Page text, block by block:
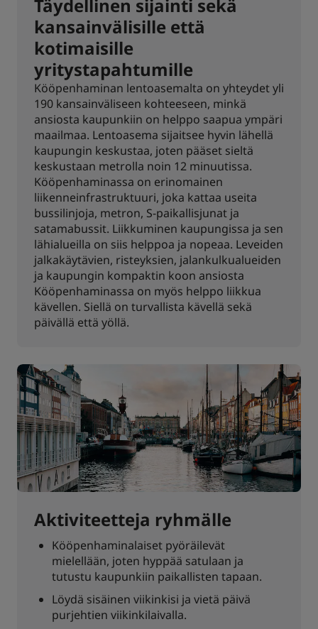
Täydellinen sijainti sekä
kansainvälisille että
kotimaisille
yritystapahtumille
Kööpenhaminan lentoasemalta on yhteydet yli
190 kansainväliseen kohteeseen, minkä
ansiosta kaupunkiin on helppo saapua ympäri
maailmaa. Lentoasema sijaitsee hyvin lähellä
kaupungin keskustaa, joten pääset sieltä
keskustaan metrolla noin 12 minuutissa.
Kööpenhaminassa on erinomainen
liikenneinfrastruktuuri, joka kattaa useita
bussilinjoja, metron, S-paikallisjunat ja
satamabussit. Liikkuminen kaupungissa ja sen
lähialueilla on siis helppoa ja nopeaa. Leveiden
jalkakäytävien, risteyksien, jalankulkualueiden
ja kaupungin kompaktin koon ansiosta
Kööpenhaminassa on myös helppo liikkua
kävellen. Siellä on turvallista kävellä sekä
päivällä että yöllä.
Aktiviteetteja ryhmälle
Kööpenhaminalaiset pyöräilevät
mielellään, joten hyppää satulaan ja
tutustu kaupunkiin paikallisten tapaan.
Löydä sisäinen viikinkisi ja vietä päivä
purjehtien viikinkilaivalla.